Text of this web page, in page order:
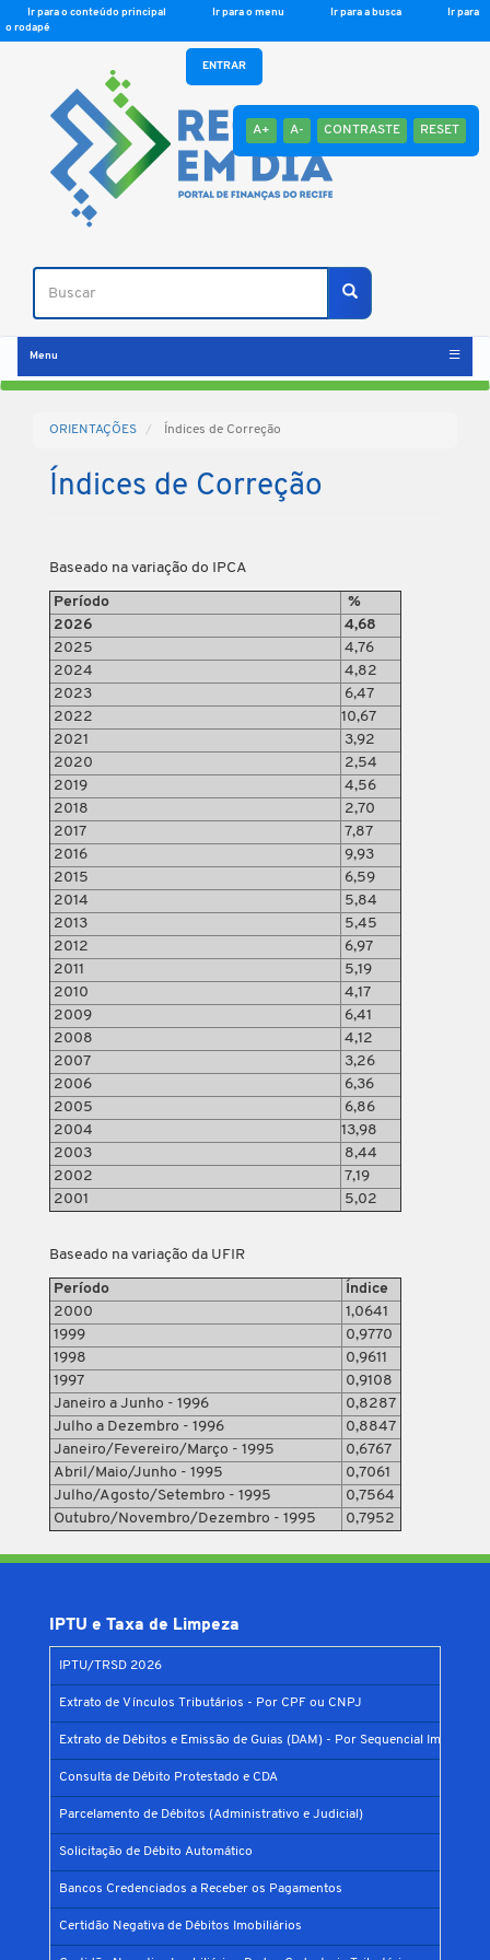
Ir para o conteúdo principal Ir para o menu Ir para a busca
Ir para
o rodapé
A+ A- CONTRASTE RESET
Buscar
Buscar
ENTRAR
Menu
ORIENTAÇÕES Índices de Correção
Índices de Correção
Baseado na variação do IPCA
Período
%
2026
4,68
2025
4,76
2024
4,82
2023
6,47
2022
10,67
2021
3,92
2020
2,54
2019
4,56
2018
2,70
2017
7,87
2016
9,93
2015
6,59
2014
5,84
2013
5,45
2012
6,97
2011
5,19
2010
4,17
2009
6,41
2008
4,12
2007
3,26
2006
6,36
2005
6,86
2004
13,98
2003
8,44
2002
7,19
2001
5,02
Baseado na variação da UFIR
Período
Índice
2000
1,0641
1999
0,9770
1998
0,9611
1997
0,9108
Janeiro a Junho - 1996
0,8287
Julho a Dezembro - 1996
0,8847
Janeiro/Fevereiro/Março - 1995
0,6767
Abril/Maio/Junho - 1995
0,7061
Julho/Agosto/Setembro - 1995
0,7564
Outubro/Novembro/Dezembro - 1995
0,7952
IPTU e Taxa de Limpeza
IPTU/TRSD 2026
Extrato de Vínculos Tributários - Por CPF ou CNPJ
Extrato de Débitos e Emissão de Guias (DAM) - Por Sequencial Imobiliário
Consulta de Débito Protestado e CDA
Parcelamento de Débitos (Administrativo e Judicial)
Solicitação de Débito Automático
Bancos Credenciados a Receber os Pagamentos
Certidão Negativa de Débitos Imobiliários